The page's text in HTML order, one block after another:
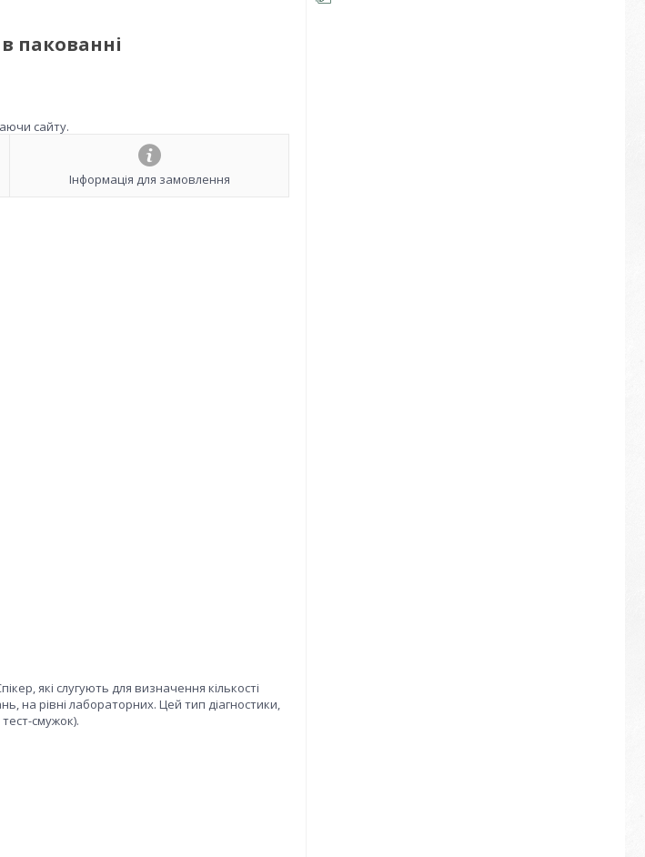
пакованні
сайту.
Інформація для замовлення
які слугують для визначення кількості
на рівні лабораторних. Цей тип діагностики,
смужок).